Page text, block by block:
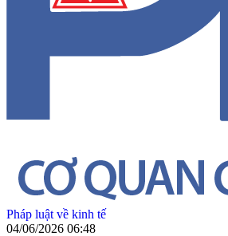
Pháp luật về kinh tế
04/06/2026 06:48